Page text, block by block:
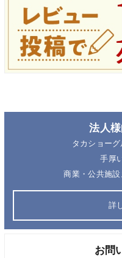
法人
タカショー
手厚
商業・公共施設
詳
お問